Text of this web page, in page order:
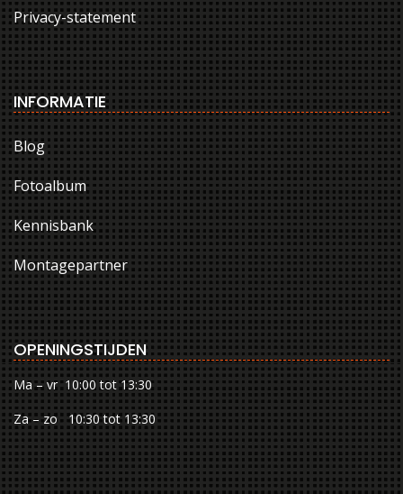
Privacy-statement
INFORMATIE
Blog
Fotoalbum
Kennisbank
Montagepartner
OPENINGSTIJDEN
Ma – vr 10:00 tot 13:30
Za – zo 10:30 tot 13:30